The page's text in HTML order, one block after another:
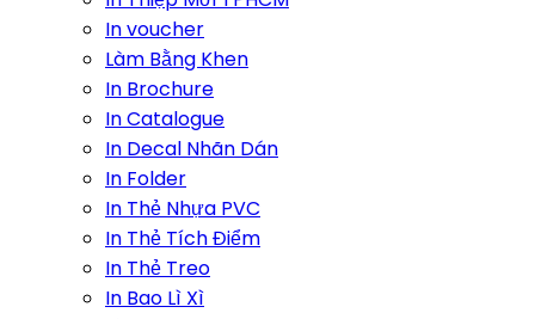
In voucher
Làm Bằng Khen
In Brochure
In Catalogue
In Decal Nhãn Dán
In Folder
In Thẻ Nhựa PVC
In Thẻ Tích Điểm
In Thẻ Treo
In Bao Lì Xì